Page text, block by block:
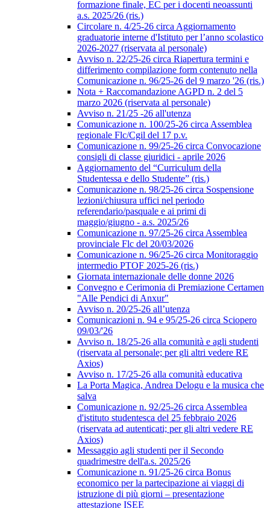
formazione finale, EC per i docenti neoassunti
a.s. 2025/26 (ris.)
Circolare n. 4/25-26 circa Aggiornamento
graduatorie interne d'Istituto per l’anno scolastico
2026-2027 (riservata al personale)
Avviso n. 22/25-26 circa Riapertura termini e
differimento compilazione form contenuto nella
Comunicazione n. 96/25-26 del 9 marzo '26 (ris.)
Nota + Raccomandazione AGPD n. 2 del 5
marzo 2026 (riservata al personale)
Avviso n. 21/25 -26 all'utenza
Comunicazione n. 100/25-26 circa Assemblea
regionale Flc/Cgil del 17 p.v.
Comunicazione n. 99/25-26 circa Convocazione
consigli di classe giuridici - aprile 2026
Aggiornamento del “Curriculum della
Studentessa e dello Studente” (ris.)
Comunicazione n. 98/25-26 circa Sospensione
lezioni/chiusura uffici nel periodo
referendario/pasquale e ai primi di
maggio/giugno - a.s. 2025/26
Comunicazione n. 97/25-26 circa Assemblea
provinciale Flc del 20/03/2026
Comunicazione n. 96/25-26 circa Monitoraggio
intermedio PTOF 2025-26 (ris.)
Giornata internazionale delle donne 2026
Convegno e Cerimonia di Premiazione Certamen
"Alle Pendici di Anxur"
Avviso n. 20/25-26 all’utenza
Comunicazioni n. 94 e 95/25-26 circa Sciopero
09/03/'26
Avviso n. 18/25-26 alla comunità e agli studenti
(riservata al personale; per gli altri vedere RE
Axios)
Avviso n. 17/25-26 alla comunità educativa
La Porta Magica, Andrea Delogu e la musica che
salva
Comunicazione n. 92/25-26 circa Assemblea
d'istituto studentesca del 25 febbraio 2026
(riservata ad autenticati; per gli altri vedere RE
Axios)
Messaggio agli studenti per il Secondo
quadrimestre dell'a.s. 2025/26
Comunicazione n. 91/25-26 circa Bonus
economico per la partecipazione ai viaggi di
istruzione di più giorni – presentazione
attestazione ISEE